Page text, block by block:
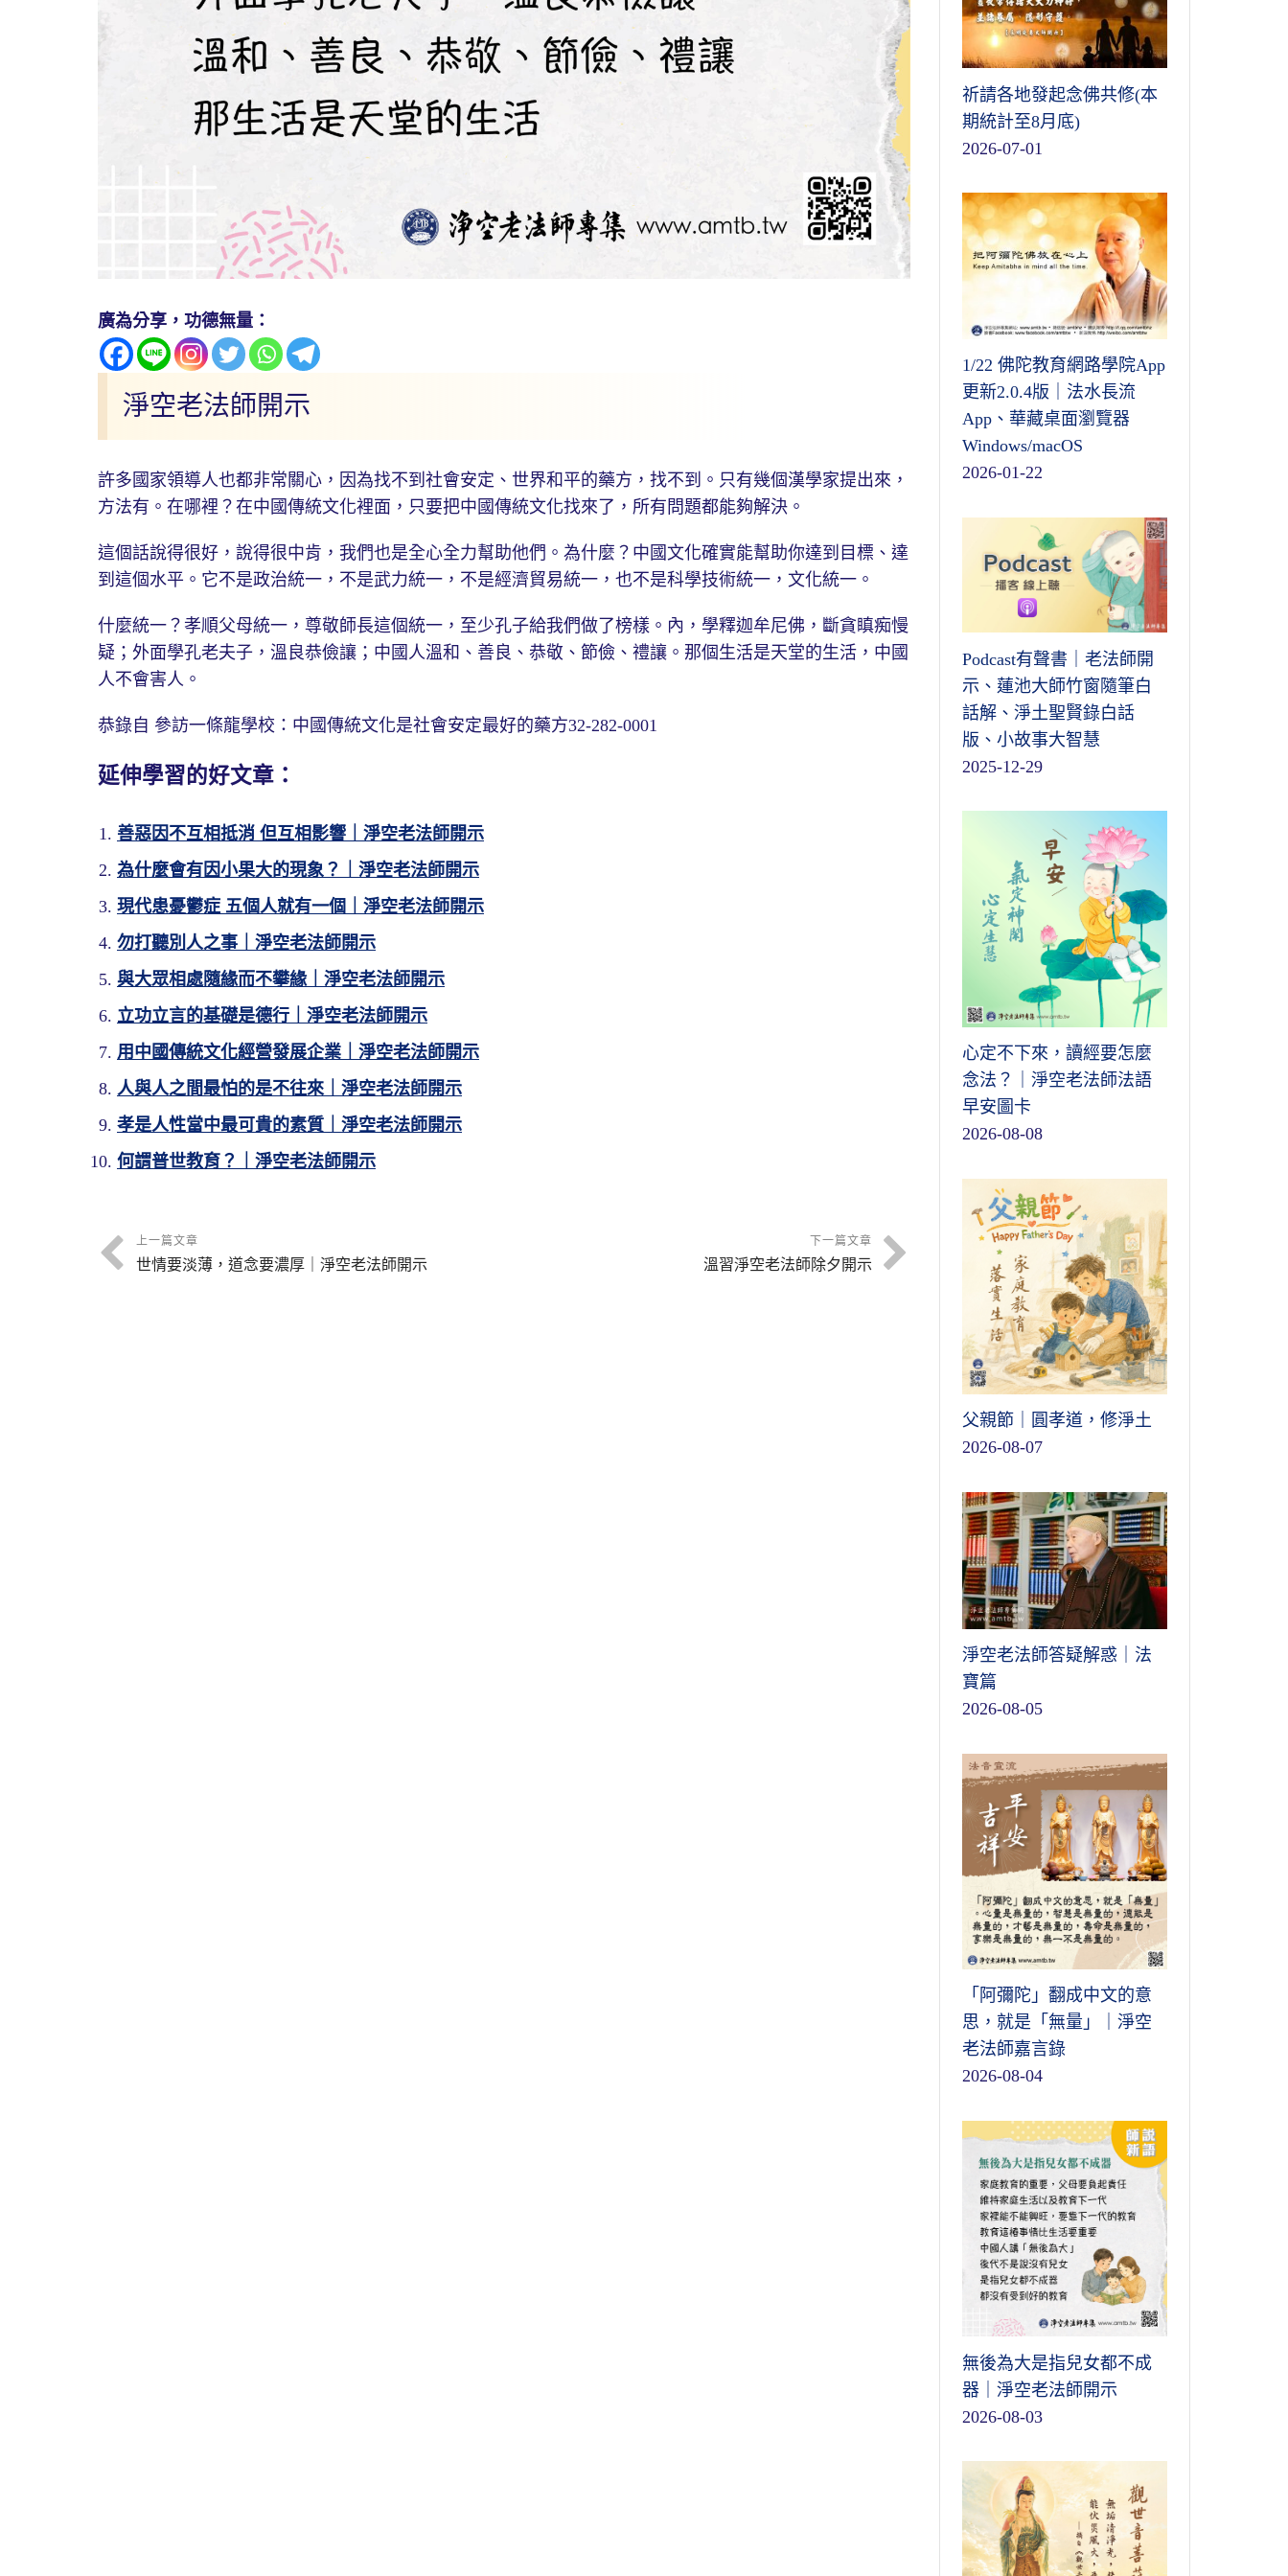
廣為分享，功德無量：
淨空老法師開示
許多國家領導人也都非常關心，因為找不到社會安定、世界和平的藥方，找不到。只有幾個漢學家提出來，
方法有。在哪裡？在中國傳統文化裡面，只要把中國傳統文化找來了，所有問題都能夠解決。
這個話說得很好，說得很中肯，我們也是全心全力幫助他們。為什麼？中國文化確實能幫助你達到目標、達
到這個水平。它不是政治統一，不是武力統一，不是經濟貿易統一，也不是科學技術統一，文化統一。
什麼統一？孝順父母統一，尊敬師長這個統一，至少孔子給我們做了榜樣。內，學釋迦牟尼佛，斷貪瞋痴慢
疑；外面學孔老夫子，溫良恭儉讓；中國人溫和、善良、恭敬、節儉、禮讓。那個生活是天堂的生活，中國
人不會害人。
恭錄自 參訪一條龍學校：中國傳統文化是社會安定最好的藥方32-282-0001
延伸學習的好文章：
善惡因不互相抵消 但互相影響｜淨空老法師開示
為什麼會有因小果大的現象？｜淨空老法師開示
現代患憂鬱症 五個人就有一個｜淨空老法師開示
勿打聽別人之事｜淨空老法師開示
與大眾相處隨緣而不攀緣｜淨空老法師開示
立功立言的基礎是德行｜淨空老法師開示
用中國傳統文化經營發展企業｜淨空老法師開示
人與人之間最怕的是不往來｜淨空老法師開示
孝是人性當中最可貴的素質｜淨空老法師開示
何謂普世教育？｜淨空老法師開示
上一篇文章
世情要淡薄，道念要濃厚｜淨空老法師開示
下一篇文章
溫習淨空老法師除夕開示
祈請各地發起念佛共修(本
期統計至8月底)
2026-07-01
1/22 佛陀教育網路學院App
更新2.0.4版｜法水長流
App、華藏桌面瀏覽器
Windows/macOS
2026-01-22
Podcast有聲書｜老法師開
示、蓮池大師竹窗隨筆白
話解、淨土聖賢錄白話
版、小故事大智慧
2025-12-29
心定不下來，讀經要怎麼
念法？｜淨空老法師法語
早安圖卡
2026-08-08
父親節｜圓孝道，修淨土
2026-08-07
淨空老法師答疑解惑｜法
寶篇
2026-08-05
「阿彌陀」翻成中文的意
思，就是「無量」｜淨空
老法師嘉言錄
2026-08-04
無後為大是指兒女都不成
器｜淨空老法師開示
2026-08-03